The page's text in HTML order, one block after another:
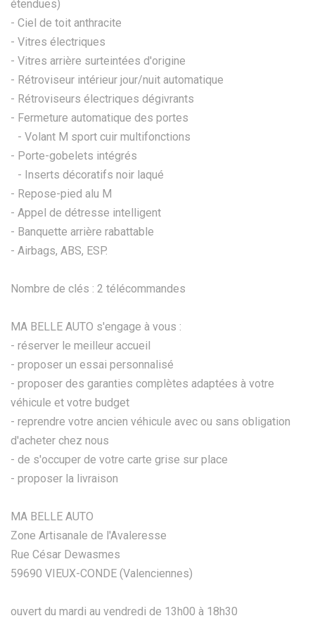
étendues)
- Ciel de toit anthracite
- Vitres électriques
- Vitres arrière surteintées d'origine
- Rétroviseur intérieur jour/nuit automatique
- Rétroviseurs électriques dégivrants
- Fermeture automatique des portes
- Volant M sport cuir multifonctions
- Porte-gobelets intégrés
- Inserts décoratifs noir laqué
- Repose-pied alu M
- Appel de détresse intelligent
- Banquette arrière rabattable
- Airbags, ABS, ESP.
Nombre de clés : 2 télécommandes
MA BELLE AUTO s'engage à vous :
- réserver le meilleur accueil
- proposer un essai personnalisé
- proposer des garanties complètes adaptées à votre
véhicule et votre budget
- reprendre votre ancien véhicule avec ou sans obligation
d'acheter chez nous
- de s'occuper de votre carte grise sur place
- proposer la livraison
MA BELLE AUTO
Zone Artisanale de l'Avaleresse
Rue César Dewasmes
59690 VIEUX-CONDE (Valenciennes)
ouvert du mardi au vendredi de 13h00 à 18h30